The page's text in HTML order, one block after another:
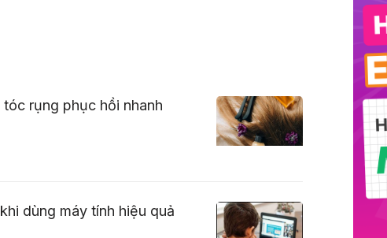
rụng phục hồi nhanh
dùng máy tính hiệu quả